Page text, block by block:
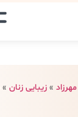
» زیبایی زنان »